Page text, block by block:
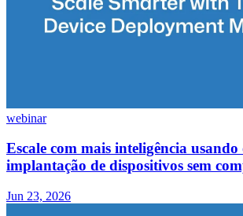
webinar
Escale com mais inteligência
implantação de dispositivos sem
Jun 23, 2026